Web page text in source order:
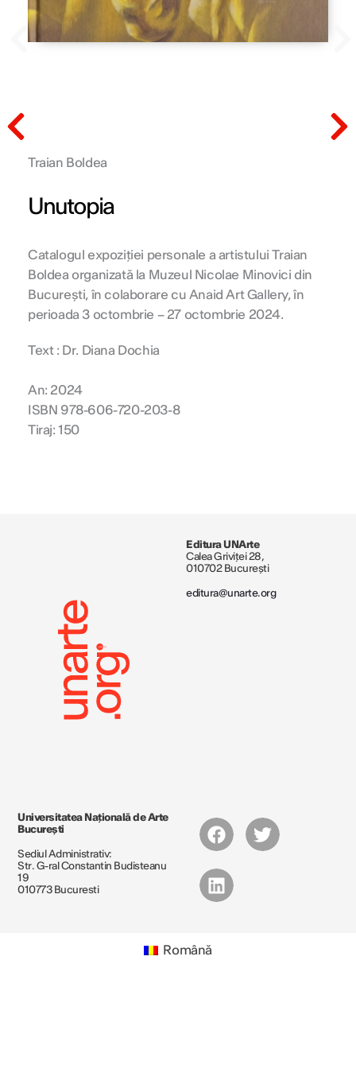
Prev
Traian Boldea
Unutopia
Catalogul expoziției personale a artistului Traian
Boldea organizată la Muzeul Nicolae Minovici din
Bucureşti, în colaborare cu Anaid Art Gallery, în
perioada 3 octombrie – 27 octombrie 2024.
Text : Dr. Diana Dochia
An: 2024
ISBN 978-606-720-203-8
Tiraj: 150
Prev
Editura UNArte
Calea Griviței 28,
010702 București
editura@unarte.org
Universitatea Națională de Arte
București
Sediul Administrativ:
Str. G-ral Constantin Budisteanu
19
010773 Bucuresti
Română